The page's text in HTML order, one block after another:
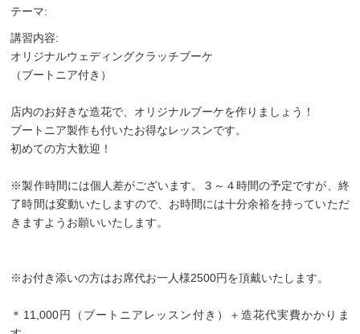
テーマ:
講習内容:
オリジナルウェディングクラッチブーケ
（ブートニア付き）
店内のお好きな造花で、オリジナルブーケを作りましょう！
ブートニア製作も付いたお得なレッスンです。
初めての方大歓迎！
※製作時間には個人差がございます。３～４時間の予定ですが、終
了時間は変動いたしますので、お時間には十分余裕を持っていただ
きますようお願いいたします。
※お付き添いの方はお席代お一人様2500円を頂戴いたします。
＊11,000円（ブートニアレッスン付き）＋造花代実費かかりま